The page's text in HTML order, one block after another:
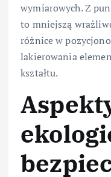
wymiarowych. Z
to mniejszą
różnice w
lakierowania
kształtu.